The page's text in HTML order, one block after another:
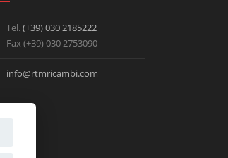
Tel. (+39) 030 2185222
Fax (+39) 030 2753090
info@rtmricambi.com